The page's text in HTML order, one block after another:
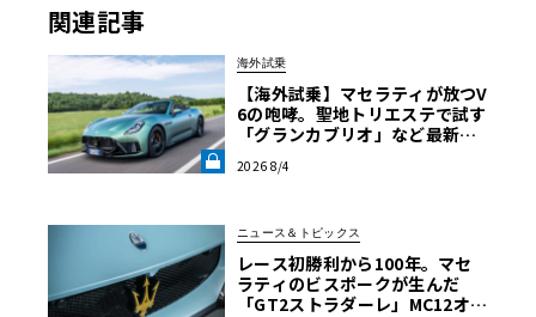
関連記事
海外試乗
【海外試乗】マセラティが放つV
6の咆哮。聖地トリエステで試す
「グランカブリオ」など最新ト
LANT LAB》
2026 8/4
ニュース＆トピックス
レース初勝利から100年。マセ
ラティのビスポークが生んだ
「GT2ストラダーレ」MC12オマ